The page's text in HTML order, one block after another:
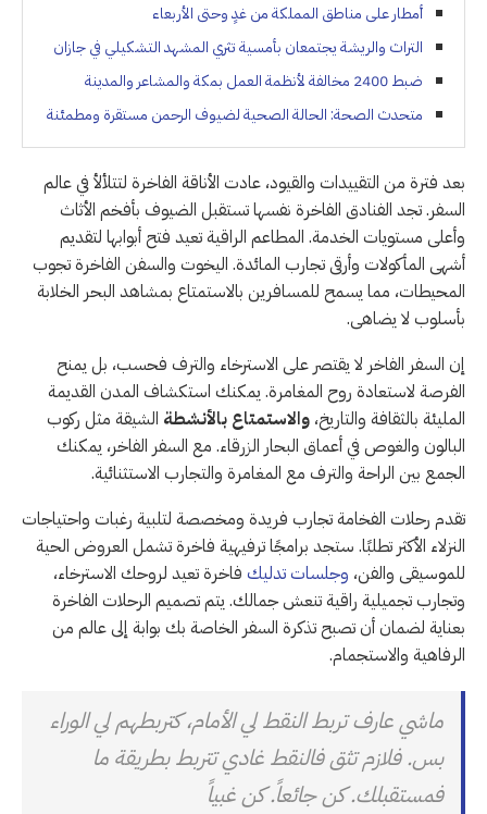
أمطار على مناطق المملكة من غدٍ وحتى الأربعاء
التراث والريشة يجتمعان بأمسية تثري المشهد التشكيلي في جازان
ضبط 2400 مخالفة لأنظمة العمل بمكة والمشاعر والمدينة
متحدث الصحة: الحالة الصحية لضيوف الرحمن مستقرة ومطمئنة
بعد فترة من التقييدات والقيود، عادت الأناقة الفاخرة لتتلألأ في عالم
السفر. تجد الفنادق الفاخرة نفسها تستقبل الضيوف بأفخم الأثاث
وأعلى مستويات الخدمة. المطاعم الراقية تعيد فتح أبوابها لتقديم
أشهى المأكولات وأرقى تجارب المائدة. اليخوت والسفن الفاخرة تجوب
المحيطات، مما يسمح للمسافرين بالاستمتاع بمشاهد البحر الخلابة
بأسلوب لا يضاهى.
إن السفر الفاخر لا يقتصر على الاسترخاء والترف فحسب، بل يمنح
الفرصة لاستعادة روح المغامرة. يمكنك استكشاف المدن القديمة
المليئة بالثقافة والتاريخ، والاستمتاع بالأنشطة الشيقة مثل ركوب
البالون والغوص في أعماق البحار الزرقاء. مع السفر الفاخر، يمكنك
الجمع بين الراحة والترف مع المغامرة والتجارب الاستثنائية.
تقدم رحلات الفخامة تجارب فريدة ومخصصة لتلبية رغبات واحتياجات
النزلاء الأكثر تطلبًا. ستجد برامجًا ترفيهية فاخرة تشمل العروض الحية
للموسيقى والفن، وجلسات تدليك فاخرة تعيد لروحك الاسترخاء،
وتجارب تجميلية راقية تنعش جمالك. يتم تصميم الرحلات الفاخرة
بعناية لضمان أن تصبح تذكرة السفر الخاصة بك بوابة إلى عالم من
الرفاهية والاستجمام.
ماشي عارف تربط النقط لي الأمام، كتربطهم لي الوراء
بس. فلازم تثق فالنقط غادي تتربط بطريقة ما
فمستقبلك. كن جائعاً. كن غبياً